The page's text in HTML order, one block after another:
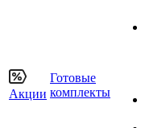
Акции
Готовые
комплекты